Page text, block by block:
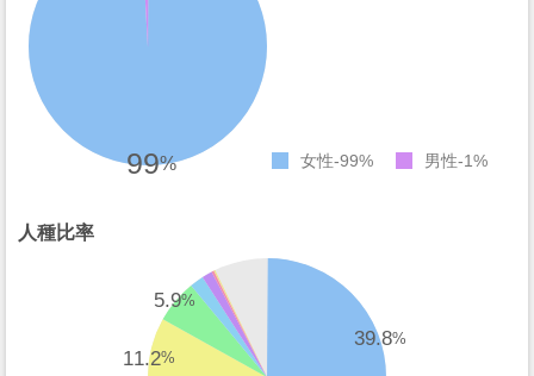
99% 女性 99% 男性 1%
人種比率
39.8%
11.2%
5.9%